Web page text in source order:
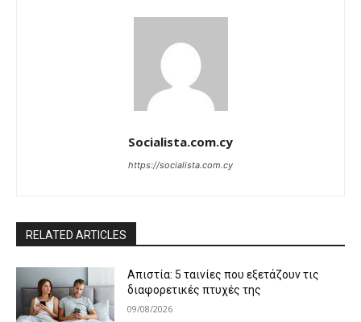
Socialista.com.cy
https://socialista.com.cy
RELATED ARTICLES
Απιστία: 5 ταινίες που εξετάζουν τις
διαφορετικές πτυχές της
09/08/2026